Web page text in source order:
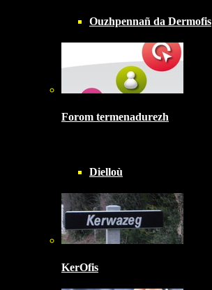
Ouzhpennañ da Dermofis
Forom termenadurezh
Dielloù
KerOfis